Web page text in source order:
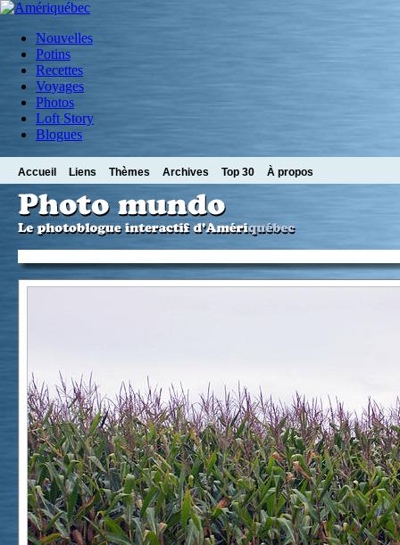
Nouvelles
Potins
Recettes
Voyages
Photos
Loft Story
Blogues
Accueil Liens Thèmes Archives Top 30 À propos